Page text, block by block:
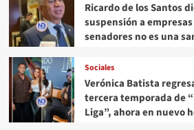
Ricardo de los Santos
suspensión a
senadores no es una
Sociales
Verónica Batista
tercera temporada de
Liga”, ahora en nuevo